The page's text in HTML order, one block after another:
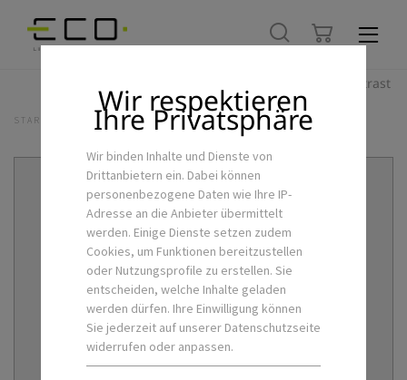
Hoher Kontrast
STARTSEITE LED-FLEXSTRIPS & ZUBEHÖR CASAMBI-CBU-TED
Wir respektieren
Ihre Privatsphäre
Wir binden Inhalte und Dienste von
Drittanbietern ein. Dabei können
personenbezogene Daten wie Ihre IP-
Adresse an die Anbieter übermittelt
werden. Einige Dienste setzen zudem
Cookies, um Funktionen bereitzustellen
oder Nutzungsprofile zu erstellen. Sie
entscheiden, welche Inhalte geladen
werden dürfen. Ihre Einwilligung können
Sie jederzeit auf unserer Datenschutzseite
widerrufen oder anpassen.